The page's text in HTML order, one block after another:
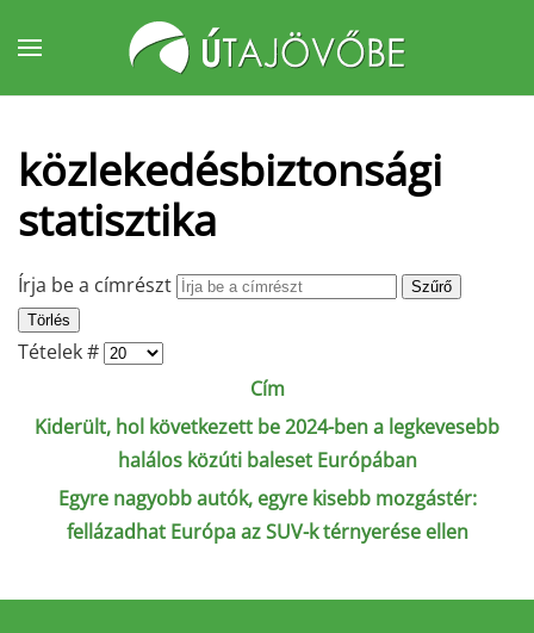
Fő tartalom átugrása
közlekedésbiztonsági
statisztika
Írja be a címrészt
Szűrő
Törlés
Tételek #
Cím
Kiderült, hol következett be 2024-ben a legkevesebb
halálos közúti baleset Európában
Egyre nagyobb autók, egyre kisebb mozgástér:
fellázadhat Európa az SUV-k térnyerése ellen